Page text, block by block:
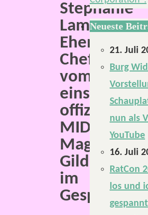
Stephanie
Lammers.
Ehemalige
vom
einstigen
offiziellen
MIDGARD-
Magazin,
Gildenbrief,
im
Gespräch.
Neueste
21. Juli
Burg
nun als
YouTube
16. Juli
RatCon
los und
gespannt